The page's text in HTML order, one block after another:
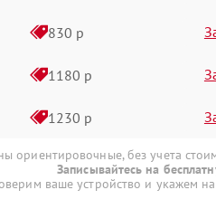
830 р
1180 р
1230 р
ориентировочные, без учета
Записывайтесь на
ваше устройство и укажем на